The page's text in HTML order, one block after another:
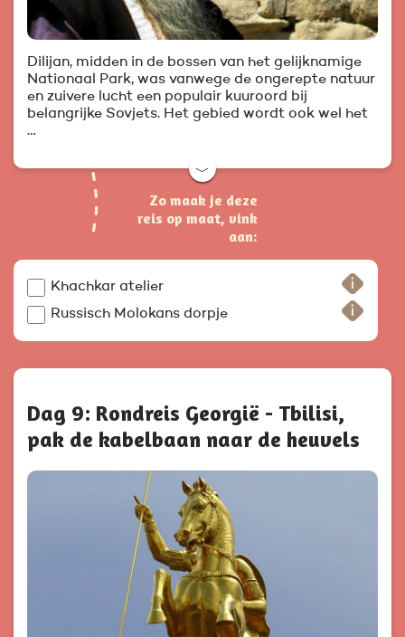
Dilijan, midden in de bossen van het gelijknamige
Nationaal Park, was vanwege de ongerepte natuur
en zuivere lucht een populair kuuroord bij
belangrijke Sovjets. Het gebied wordt ook wel het
…
﹀
Zo maak je deze
reis op maat, vink
aan:
Khachkar atelier
Russisch Molokans dorpje
Dag 9: Rondreis Georgië - Tbilisi,
pak de kabelbaan naar de heuvels